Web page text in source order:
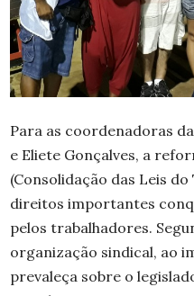
Para as coordenadoras
e Eliete Gonçalves, a
(Consolidação das Leis
direitos importantes
pelos trabalhadores.
organização sindical, ao
prevaleça sobre o